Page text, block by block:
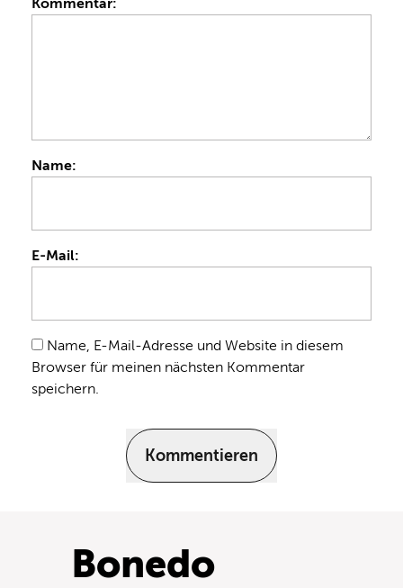
Kommentar:
Name:
E-Mail:
Name, E-Mail-Adresse und Website in diesem
Browser für meinen nächsten Kommentar
speichern.
Kommentieren
Bonedo